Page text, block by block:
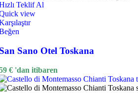
Teklif Al
view
Sano Otel Toskana
€ 'dan itibaren